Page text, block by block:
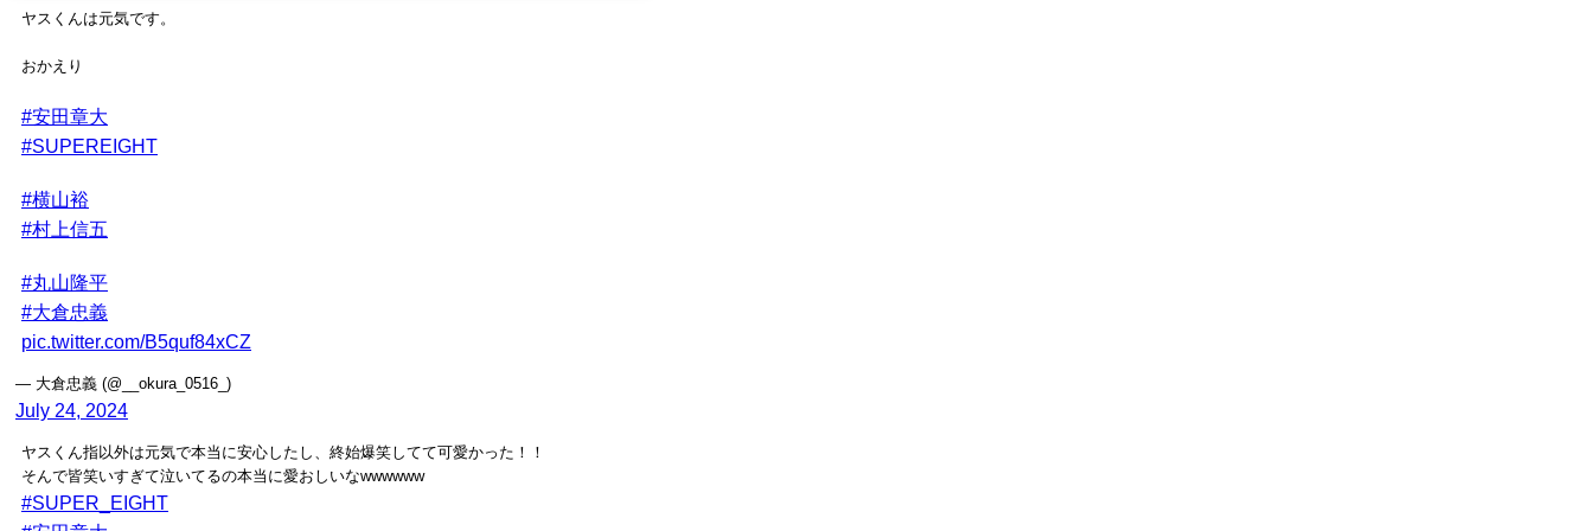
ヤスくんは元気です。
おかえり
#安田章大
#SUPEREIGHT
#横山裕
#村上信五
#丸山隆平
#大倉忠義
pic.twitter.com/B5quf84xCZ
— 大倉忠義 (@__okura_0516_)
July 24, 2024
ヤスくん指以外は元気で本当に安心したし、終始爆笑してて可愛かった！！
そんで皆笑いすぎて泣いてるの本当に愛おしいなwwwwww
#SUPER_EIGHT